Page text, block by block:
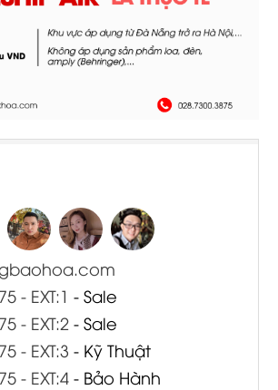
- EXT:1 - Sale
- EXT:2 - Sale
- EXT:3- Kỹ Thuật
- EXT:4 - Bảo Hành